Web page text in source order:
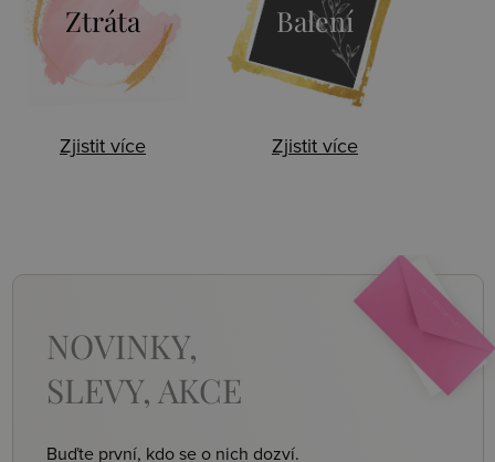
Ztráta
Zjistit více
Balení
Zjistit více
NOVINKY,
SLEVY, AKCE
Buďte první, kdo se o nich dozví.